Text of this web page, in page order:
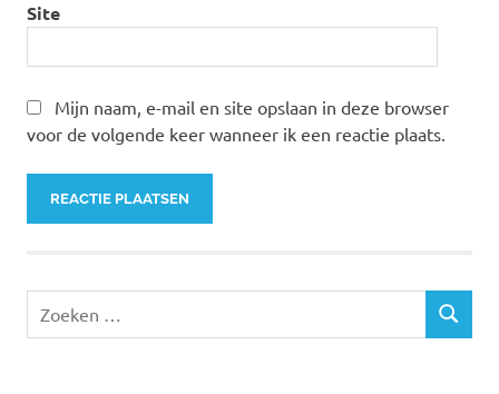
Site
Mijn naam, e-mail en site opslaan in deze browser
voor de volgende keer wanneer ik een reactie plaats.
Z